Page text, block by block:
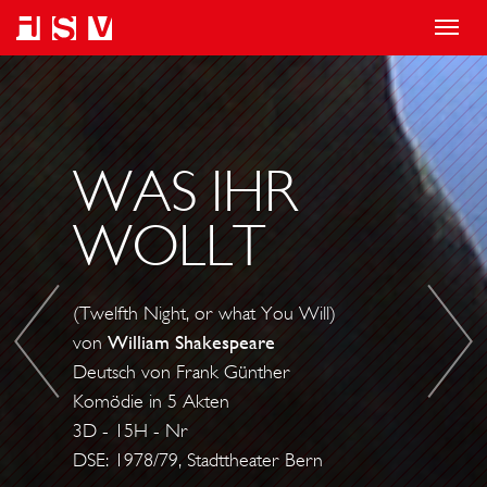
T
o
g
g
l
e
n
g
W
S
O
L
D
E
R
W
I
D
S
P
WAS IHR
WOLLT
(Twelfth Night, or what You Will)
vonWilliam Shakespeare
Deutsch von Frank Günther
Komödie in 5 Akten
3D - 15H - Nr
DSE: 1978/79, Stadttheater Bern